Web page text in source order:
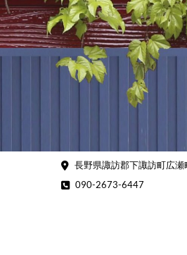
Skip
to
content
長野県諏訪郡下諏訪町広
090-2673-6447